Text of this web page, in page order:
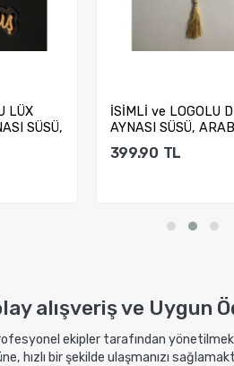
LÜX
SÜSÜ,
İSİMLİ ve LOGOLU
AYNASI SÜSÜ,
399.90 TL
alışveriş ve Uygun
ekipler tarafından
hızlı bir şekilde ulaşmanızı